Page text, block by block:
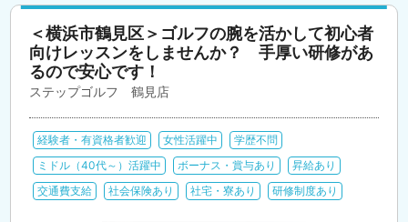
＜横浜市鶴見区＞ゴルフの腕を活かして初心者
向けレッスンをしませんか？ 手厚い研修があ
るので安心です！
ステップゴルフ 鶴見店
経験者・有資格者歓迎 女性活躍中
学歴不問
ミドル（40代～）活躍中
ボーナス・賞与あり
昇給あり
交通費支給
社会保険あり 社宅・寮あり 研修制度あり